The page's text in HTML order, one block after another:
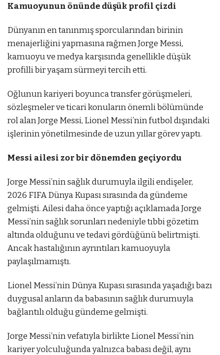
Kamuoyunun önünde düşük profil çizdi
Dünyanın en tanınmış sporcularından birinin
menajerliğini yapmasına rağmen Jorge Messi,
kamuoyu ve medya karşısında genellikle düşük
profilli bir yaşam sürmeyi tercih etti.
Oğlunun kariyeri boyunca transfer görüşmeleri,
sözleşmeler ve ticari konuların önemli bölümünde
rol alan Jorge Messi, Lionel Messi’nin futbol dışındaki
işlerinin yönetilmesinde de uzun yıllar görev yaptı.
Messi ailesi zor bir dönemden geçiyordu
Jorge Messi’nin sağlık durumuyla ilgili endişeler,
2026 FIFA Dünya Kupası sırasında da gündeme
gelmişti. Ailesi daha önce yaptığı açıklamada Jorge
Messi’nin sağlık sorunları nedeniyle tıbbi gözetim
altında olduğunu ve tedavi gördüğünü belirtmişti.
Ancak hastalığının ayrıntıları kamuoyuyla
paylaşılmamıştı.
Lionel Messi’nin Dünya Kupası sırasında yaşadığı bazı
duygusal anların da babasının sağlık durumuyla
bağlantılı olduğu gündeme gelmişti.
Jorge Messi’nin vefatıyla birlikte Lionel Messi’nin
kariyer yolculuğunda yalnızca babası değil, aynı